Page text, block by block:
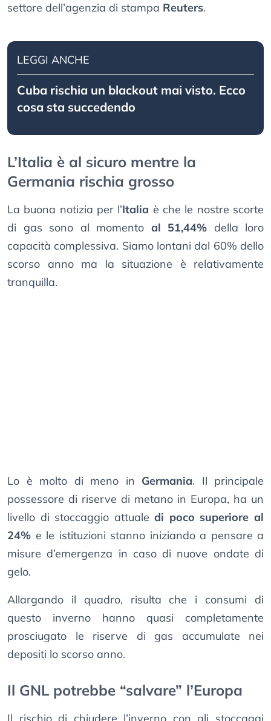
settore dell’agenzia di stampa Reuters.
LEGGI ANCHE
Cuba rischia un blackout mai visto. Ecco
cosa sta succedendo
L’Italia è al sicuro mentre la
Germania rischia grosso
La buona notizia per l’Italia è che le nostre scorte
di gas sono al momento al 51,44% della loro
capacità complessiva. Siamo lontani dal 60% dello
scorso anno ma la situazione è relativamente
tranquilla.
Lo è molto di meno in Germania. Il principale
possessore di riserve di metano in Europa, ha un
livello di stoccaggio attualedi poco superiore al
24% e le istituzioni stanno iniziando a pensare a
misure d’emergenza in caso di nuove ondate di
gelo.
Allargando il quadro, risulta che i consumi di
questo inverno hanno quasi completamente
prosciugato le riserve di gas accumulate nei
depositi lo scorso anno.
Il GNL potrebbe “salvare” l’Europa